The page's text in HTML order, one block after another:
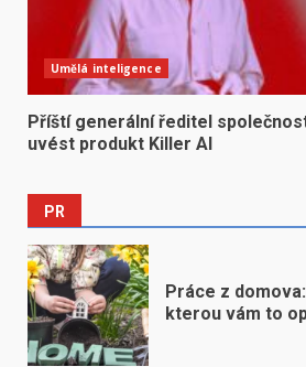
Umělá inteligence
Příští generální ředitel
uvést produkt Killer AI
PR
Práce z
kterou vám to